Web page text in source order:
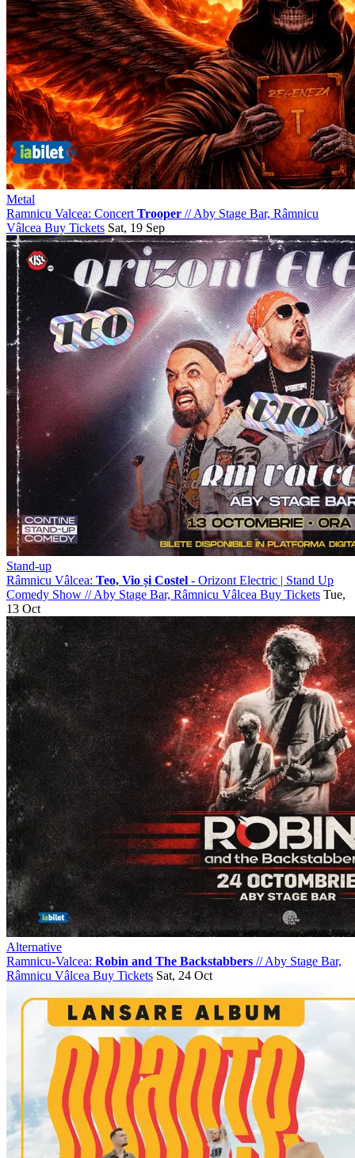
Metal
Ramnicu Valcea: Concert Trooper //Aby Stage Bar, Râmnicu
Vâlcea Buy Tickets Sat, 19 Sep
Stand-up
Râmnicu Vâlcea: Teo, Vio și Costel - Orizont Electric | Stand Up
Comedy Show //Aby Stage Bar, Râmnicu Vâlcea Buy Tickets Tue,
13 Oct
Alternative
Ramnicu-Valcea: Robin and The Backstabbers //Aby Stage Bar,
Râmnicu Vâlcea Buy Tickets Sat, 24 Oct